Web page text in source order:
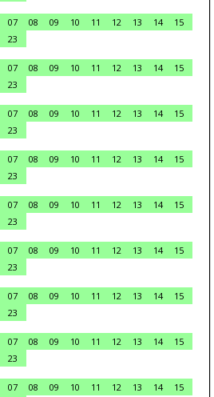
07 08 09 10 11 12 13 14
15
23
07 08 09 10 11 12 13 14
15
23
07 08 09 10 11 12 13 14
15
23
07 08 09 10 11 12 13 14
15
23
07 08 09 10 11 12 13 14
15
23
07 08 09 10 11 12 13 14
15
23
07 08 09 10 11 12 13 14
15
23
07 08 09 10 11 12 13 14
15
23
07 08 09 10 11 12 13 14
15